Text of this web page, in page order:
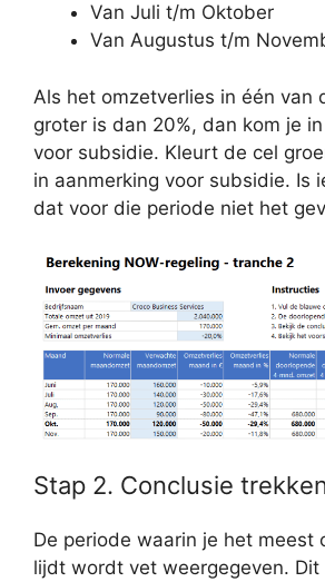
Van Juli t/m Oktober
Van Augustus t/m
Als het omzetverlies in één van
groter is dan 20%, dan kom je
voor subsidie. Kleurt de cel
in aanmerking voor subsidie. Is
dat voor die periode niet het
Stap 2. Conclusie
De periode waarin je het meest
lijdt wordt vet weergegeven. Dit